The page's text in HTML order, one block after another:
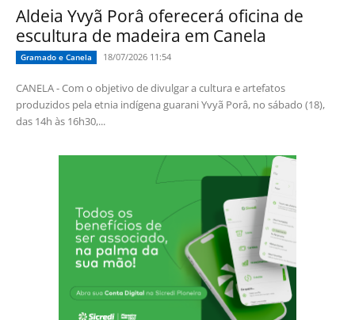
Aldeia Yvyã Porâ oferecerá oficina de
escultura de madeira em Canela
Gramado e Canela 18/07/2026 11:54
CANELA - Com o objetivo de divulgar a cultura e artefatos
produzidos pela etnia indígena guarani Yvyã Porâ, no sábado (18),
das 14h às 16h30,...